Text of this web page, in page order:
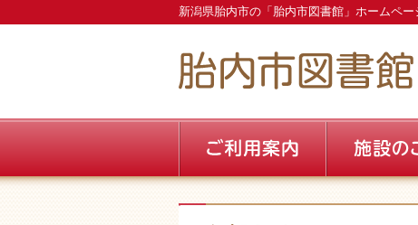
新潟県胎内市の「胎内市図書館」ホームペー